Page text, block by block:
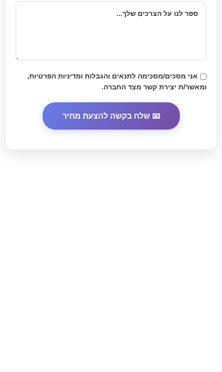
אני מסכים/מסכימה לתנאים והגבלות ומדיניות הפרטיות,
ומאשר/ת יצירת קשר מצד החברה.